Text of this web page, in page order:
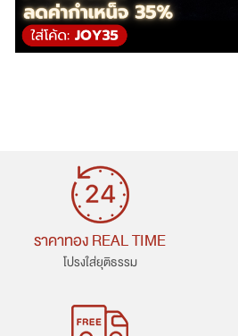
ราคาทอง REAL TIME
โปรงใส่ยุติธรรม